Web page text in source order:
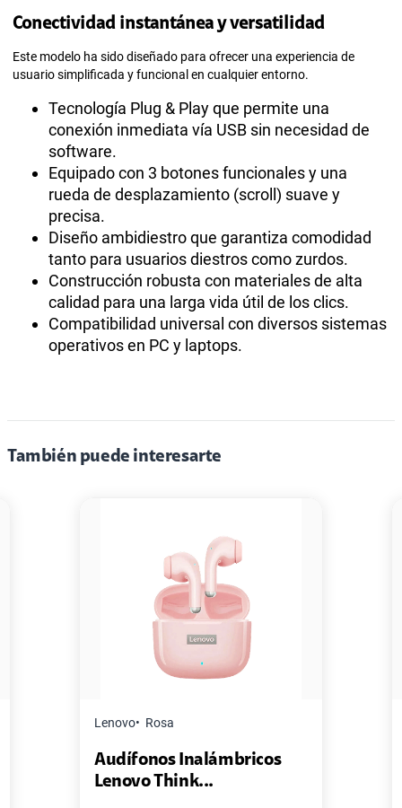
Conectividad instantánea y versatilidad
Este modelo ha sido diseñado para ofrecer una experiencia de
usuario simplificada y funcional en cualquier entorno.
Tecnología Plug & Play que permite una
conexión inmediata vía USB sin necesidad de
software.
Equipado con 3 botones funcionales y una
rueda de desplazamiento (scroll) suave y
precisa.
Diseño ambidiestro que garantiza comodidad
tanto para usuarios diestros como zurdos.
Construcción robusta con materiales de alta
calidad para una larga vida útil de los clics.
Compatibilidad universal con diversos sistemas
operativos en PC y laptops.
También puede interesarte
Pack de 2 Power Bank
Master-G ...